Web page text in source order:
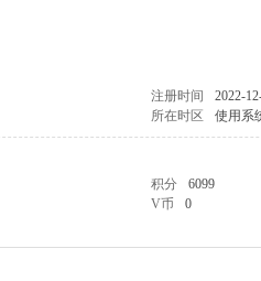
注册时间
2022-
所在时区 使用系
积分
6099
V币 0